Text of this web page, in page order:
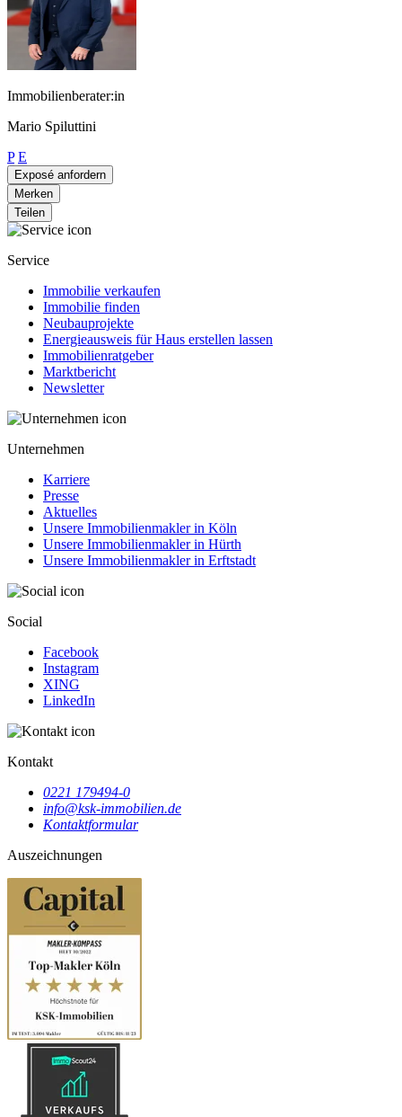
Immobilienberater:in
Mario Spiluttini
P E
Exposé anfordern
Merken
Teilen
Service
Immobilie verkaufen
Immobilie finden
Neubauprojekte
Energieausweis für Haus erstellen lassen
Immobilienratgeber
Marktbericht
Newsletter
Unternehmen
Karriere
Presse
Aktuelles
Unsere Immobilienmakler in Köln
Unsere Immobilienmakler in Hürth
Unsere Immobilienmakler in Erftstadt
Social
Facebook
Instagram
XING
LinkedIn
Kontakt
0221 179494-0
info@ksk-immobilien.de
Kontaktformular
Auszeichnungen